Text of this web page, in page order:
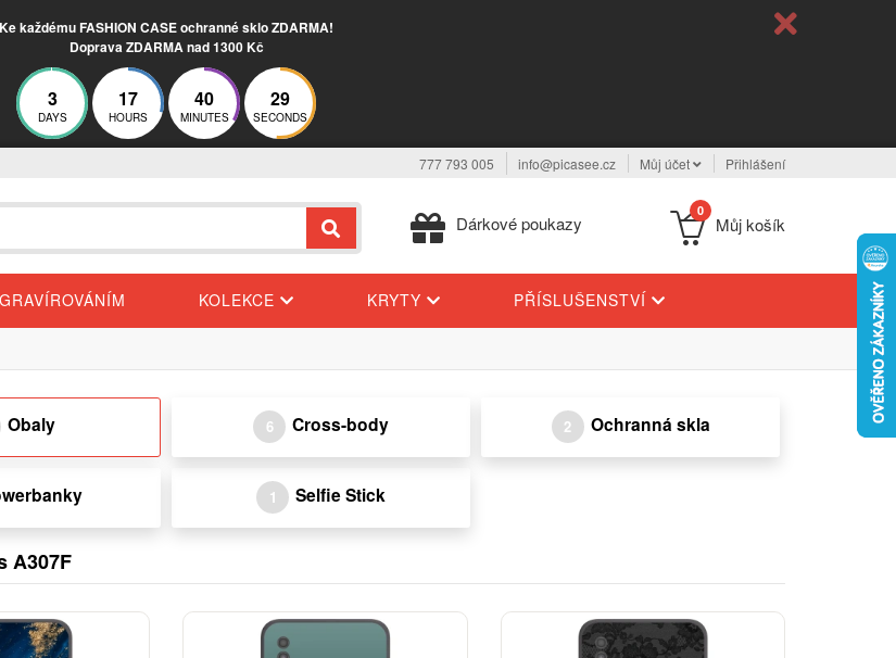
Ke každému FASHION CASE ochranné sklo ZDARMA!
Doprava ZDARMA nad 1300 Kč
3
DAYS
17
HOURS
40
MINUTES
28
SECONDS
777 793 005 info@picasee.cz Můj účet Přihlášení
Dárkové poukazy
0
Můj košík
KOLEKCE KRYTY PŘÍSLUŠENSTVÍ
Obaly 6 Cross-body 2 Ochranná skla
1 Selfie Stick
A307F